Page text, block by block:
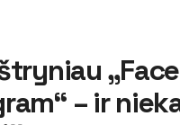
– ir